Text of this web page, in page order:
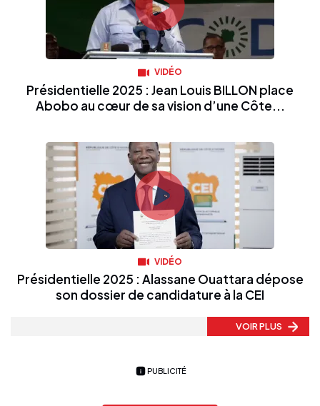
VIDÉO
Présidentielle 2025 : Jean Louis BILLON place
Abobo au cœur de sa vision d’une Côte...
VIDÉO
Présidentielle 2025 : Alassane Ouattara dépose
son dossier de candidature à la CEI
VOIR PLUS
PUBLICITÉ